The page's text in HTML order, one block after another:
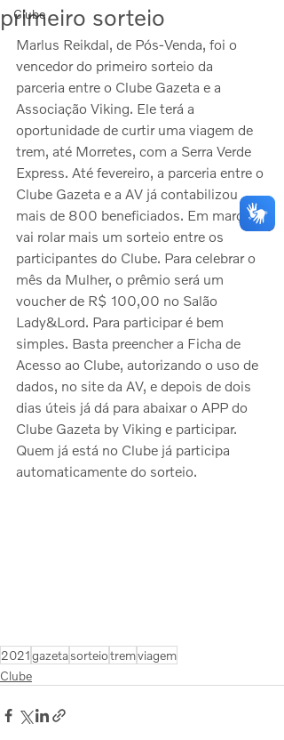
Clube
primeiro sorteio
Marlus Reikdal, de Pós-Venda, foi o
vencedor do primeiro sorteio da
parceria entre o Clube Gazeta e a
Associação Viking. Ele terá a
oportunidade de curtir uma viagem de
trem, até Morretes, com a Serra Verde
Express. Até fevereiro, a parceria entre o
Clube Gazeta e a AV já contabilizou
mais de 800 beneficiados. Em março
vai rolar mais um sorteio entre os
participantes do Clube. Para celebrar o
mês da Mulher, o prêmio será um
voucher de R$ 100,00 no Salão
Lady&Lord. Para participar é bem
simples. Basta preencher a Ficha de
Acesso ao Clube, autorizando o uso de
dados, no site da AV, e depois de dois
dias úteis já dá para abaixar o APP do
Clube Gazeta by Viking e participar.
Quem já está no Clube já participa
automaticamente do sorteio.
2021gazetasorteiotremviagem
Clube